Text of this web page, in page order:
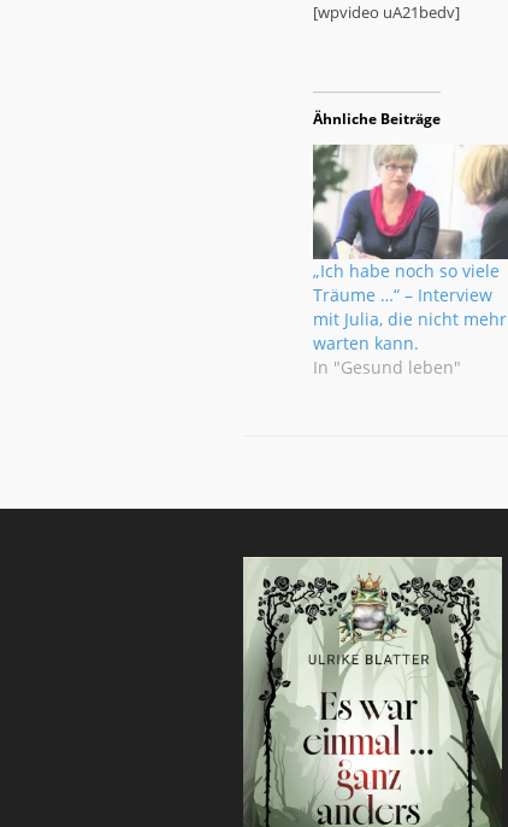
[wpvideo uA21bedv]
Ähnliche Beiträge
„Ich habe noch so viele
Träume …“ – Interview
mit Julia, die nicht mehr
warten kann.
In "Gesund leben"